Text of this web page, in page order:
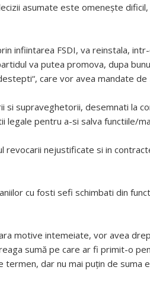
asumate este omenește dificil,
infiintarea FSDI, va reinstala,
va putea promova, dupa
care vor avea mandate de
si supraveghetorii, desemnati la
legale pentru a-si salva functiile/
revocarii nejustificate si in
cu fosti sefi schimbati din
motive intemeiate, vor avea
sumă pe care ar fi primit-o
dar nu mai puțin de suma